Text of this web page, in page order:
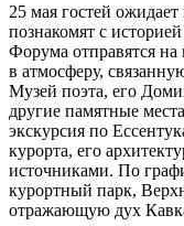
25 мая гостей
познакомят с
Форума отправятся на
в атмосферу,
Музей поэта, его
другие памятные
экскурсия по
курорта, его
источниками. По
курортный парк,
отражающую дух